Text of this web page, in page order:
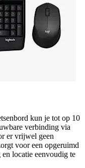
kun je tot op 10
verbinding via
er vrijwel geen
voor een opgeruimd
locatie eenvoudig te